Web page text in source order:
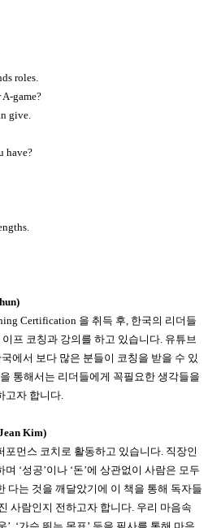
roles.
game?
give.
have?
Certification 을 취득 후 한국의 리더들
이프 코칭과 강의를 하고 있습니다 유튜브
에서 보다 많은 분들이 코칭을 받을 수 있
통해서는 리더들에게 꼭필요한 생각들을
고자 합니다
Kim)
포먼스 코치로 활동하고 있습니다 직장인
며 ‘성공’이나 ‘돈’에 상관없이 사람은 모두
다는 것을 깨달았기에 이 책을 통해 독자들
사람인지 전하고자 합니다 우리 마음속